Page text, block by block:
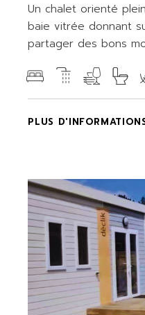
Un chalet orienté
baie vitrée donnant
partager des bons
PLUS